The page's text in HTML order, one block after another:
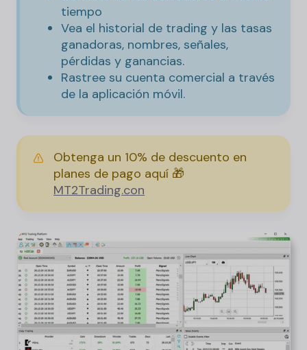
tiempo
Vea el historial de trading y las tasas
ganadoras, nombres, señales,
pérdidas y ganancias.
Rastree su cuenta comercial a través
de la aplicación móvil.
Obtenga un 10% de descuento en
planes de pago aquí 🎁
MT2Trading.con